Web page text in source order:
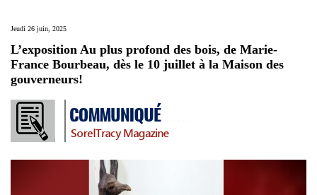
Jeudi 26 juin, 2025
L’exposition Au plus profond des bois, de Marie-
France Bourbeau, dès le 10 juillet à la Maison des
gouverneurs!